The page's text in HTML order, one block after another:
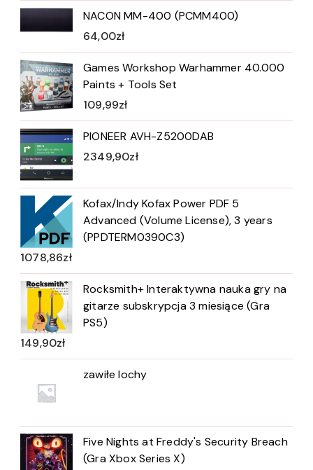
NACON MM-400 (PCMM400)
64,00zł
Games Workshop Warhammer 40.000
Paints + Tools Set
109,99zł
PIONEER AVH-Z5200DAB
2349,90zł
Kofax/Indy Kofax Power PDF 5
Advanced (Volume License), 3 years
(PPDTERM0390C3)
1078,86zł
Rocksmith+ Interaktywna nauka gry na
gitarze subskrypcja 3 miesiące (Gra
PS5)
149,90zł
zawiłe lochy
Five Nights at Freddy's Security Breach
(Gra Xbox Series X)